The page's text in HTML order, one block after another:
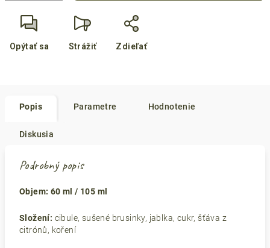
Opýtať sa Strážiť Zdieľať
Popis Parametre Hodnotenie
Diskusia
Podrobný popis
Objem: 60 ml / 105 ml
Složení: cibule, sušené brusinky, jablka, cukr, šťáva z
citrónů, koření